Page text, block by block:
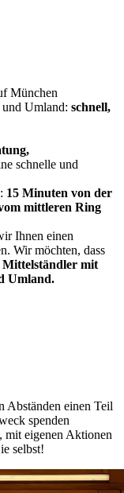
Umland: schnell,
schnelle und
15 Minuten von der
mittleren Ring
Ihnen einen
Wir möchten, dass
Mittelständler mit
Umland.
Abständen einen Teil
spenden
mit eigenen Aktionen
selbst!